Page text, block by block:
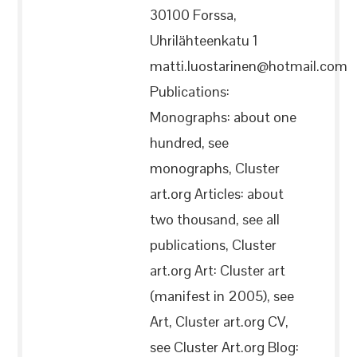
30100 Forssa,
Uhrilähteenkatu 1
matti.luostarinen@hotmail.com
Publications:
Monographs: about one
hundred, see
monographs, Cluster
art.org Articles: about
two thousand, see all
publications, Cluster
art.org Art: Cluster art
(manifest in 2005), see
Art, Cluster art.org CV,
see Cluster Art.org Blog: